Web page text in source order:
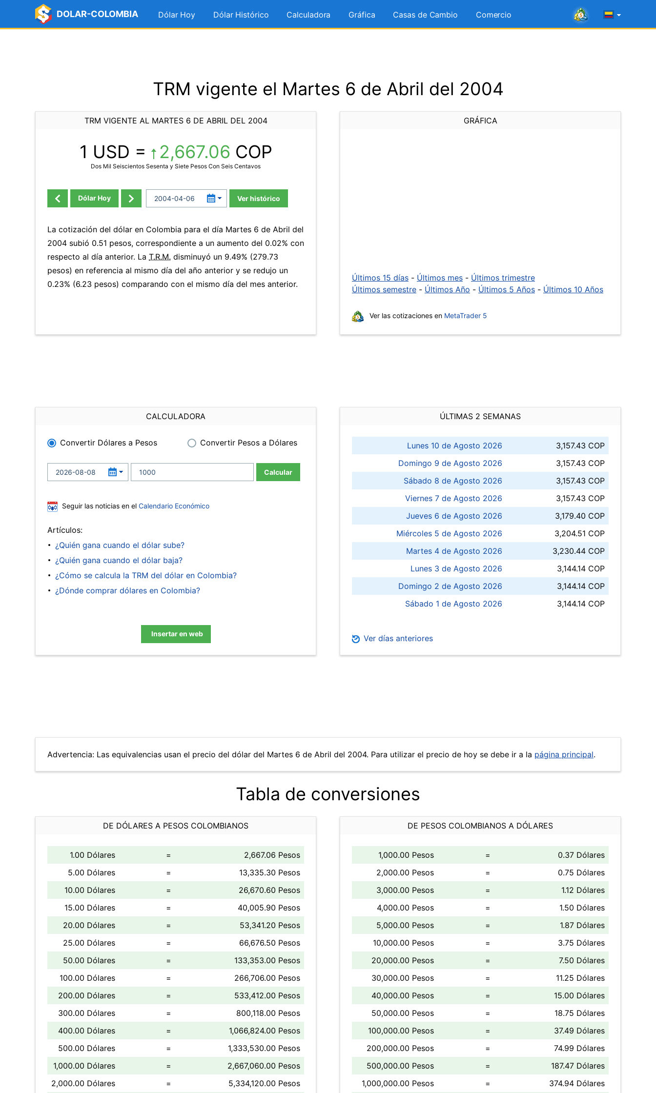
DOLAR-COLOMBIA Dólar Hoy Dólar Histórico Calculadora Gráfica Casas de Cambio Comercio
TRM vigente el Martes 6 de Abril del 2004
TRM VIGENTE AL MARTES 6 DE ABRIL DEL 2004
1 USD = 2,667.06 COP
Dos Mil Seiscientos Sesenta y Siete Pesos Con Seis Centavos
Dólar Hoy Ver histórico
La cotización del dólar en Colombia para el día Martes 6 de Abril del
2004 subió 0.51 pesos, correspondiente a un aumento del 0.02% con
respecto al día anterior. La T.R.M. disminuyó un 9.49% (279.73
pesos) en referencia al mismo día del año anterior y se redujo un
0.23% (6.23 pesos) comparando con el mismo día del mes anterior.
GRÁFICA
Últimos 15 días - Últimos mes - Últimos trimestre
Últimos semestre - Últimos Año - Últimos 5 Años - Últimos 10 Años
Ver las cotizaciones en MetaTrader 5
CALCULADORA
Convertir Dólares a Pesos Convertir Pesos a Dólares
Calcular
Seguir las noticias en el Calendario Económico
Artículos:
¿Quién gana cuando el dólar sube?
¿Quién gana cuando el dólar baja?
¿Cómo se calcula la TRM del dólar en Colombia?
¿Dónde comprar dólares en Colombia?
Insertar en web
ÚLTIMAS 2 SEMANAS
Lunes 10 de Agosto 2026
3,157.43 COP
Domingo 9 de Agosto 2026
3,157.43 COP
Sábado 8 de Agosto 2026
3,157.43 COP
Viernes 7 de Agosto 2026
3,157.43 COP
Jueves 6 de Agosto 2026
3,179.40 COP
Miércoles 5 de Agosto 2026
3,204.51 COP
Martes 4 de Agosto 2026
3,230.44 COP
Lunes 3 de Agosto 2026
3,144.14 COP
Domingo 2 de Agosto 2026
3,144.14 COP
Sábado 1 de Agosto 2026
3,144.14 COP
Ver días anteriores
Advertencia: Las equivalencias usan el precio del dólar del Martes 6 de Abril del 2004. Para utilizar el precio de hoy se debe ir a la página principal.
Tabla de conversiones
DE DÓLARES A PESOS COLOMBIANOS
1.00 Dólares =
2,667.06 Pesos
5.00 Dólares
=
13,335.30 Pesos
10.00 Dólares
=
26,670.60 Pesos
15.00 Dólares
=
40,005.90 Pesos
20.00 Dólares
=
53,341.20 Pesos
25.00 Dólares
=
66,676.50 Pesos
50.00 Dólares
=
133,353.00 Pesos
100.00 Dólares
=
266,706.00 Pesos
200.00 Dólares
=
533,412.00 Pesos
300.00 Dólares
=
800,118.00 Pesos
400.00 Dólares
=
1,066,824.00 Pesos
500.00 Dólares
=
1,333,530.00 Pesos
1,000.00 Dólares
=
2,667,060.00 Pesos
2,000.00 Dólares
= 5,334,120.00 Pesos
DE PESOS COLOMBIANOS A DÓLARES
1,000.00 Pesos =
0.37 Dólares
2,000.00 Pesos
=
0.75 Dólares
3,000.00 Pesos
=
1.12 Dólares
4,000.00 Pesos
=
1.50 Dólares
5,000.00 Pesos
=
1.87 Dólares
10,000.00 Pesos
=
3.75 Dólares
20,000.00 Pesos
=
7.50 Dólares
30,000.00 Pesos
=
11.25 Dólares
40,000.00 Pesos
=
15.00 Dólares
50,000.00 Pesos
=
18.75 Dólares
100,000.00 Pesos
=
37.49 Dólares
200,000.00 Pesos
=
74.99 Dólares
500,000.00 Pesos
=
187.47 Dólares
1,000,000.00 Pesos
= 374.94 Dólares